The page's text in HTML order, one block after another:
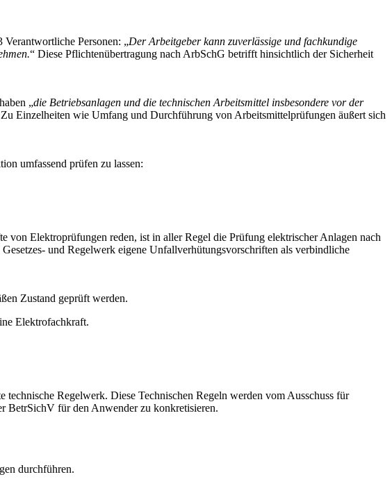
Verantwortliche Personen: „Der Arbeitgeber kann zuverlässige und fachkundige
“ Diese Pflichtenübertragung nach ArbSchG betrifft hinsichtlich der Sicherheit
„die Betriebsanlagen und die technischen Arbeitsmittel insbesondere vor der
Einzelheiten wie Umfang und Durchführung von Arbeitsmittelprüfungen äußert sich
umfassend prüfen zu lassen:
Elektroprüfungen reden, ist in aller Regel die Prüfung elektrischer Anlagen nach
und Regelwerk eigene Unfallverhütungsvorschriften als verbindliche
Zustand geprüft werden.
Elektrofachkraft.
Regelwerk. Diese Technischen Regeln werden vom Ausschuss für
BetrSichV für den Anwender zu konkretisieren.
durchführen.